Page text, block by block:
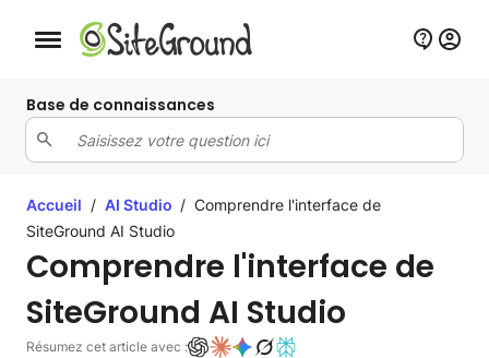
Bouton de navigation mobile
Base de connaissances
Accueil / AI Studio / Comprendre l'interface de
SiteGround AI Studio
Comprendre l'interface de
SiteGround AI Studio
Résumez cet article avec :